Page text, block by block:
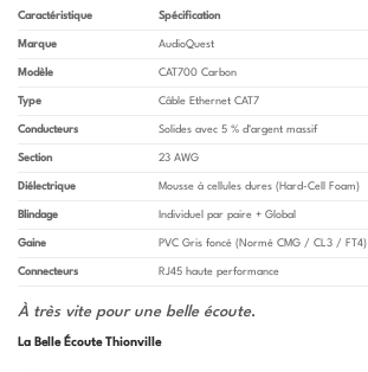
Caractéristique Spécification
Marque AudioQuest
Modèle CAT700 Carbon
Type Câble Ethernet CAT7
Conducteurs Solides avec 5 % d’argent massif
Section 23 AWG
Diélectrique Mousse à cellules dures (Hard-Cell Foam)
Blindage Individuel par paire + Global
Gaine PVC Gris foncé (Normé CMG / CL3 / FT4)
Connecteurs RJ45 haute performance
À très vite pour une belle écoute.
La Belle Écoute Thionville